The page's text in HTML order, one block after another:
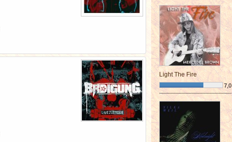
Light The Fire
7,0
¯¯¯¯¯¯¯¯¯¯¯¯¯¯¯¯¯¯¯¯¯¯¯¯